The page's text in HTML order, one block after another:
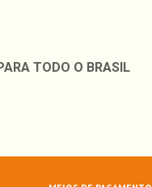
TODO O BRASIL